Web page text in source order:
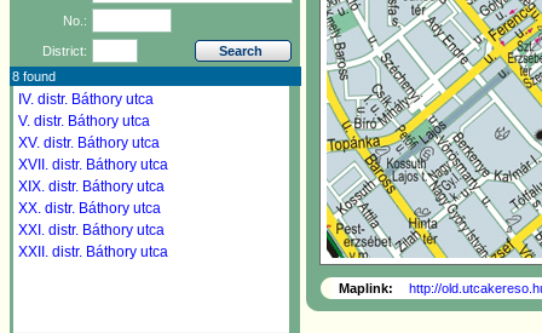
No.:
District:
8 found
IV. distr. Báthory utca
V. distr. Báthory utca
XV. distr. Báthory utca
XVII. distr. Báthory utca
XIX. distr. Báthory utca
XX. distr. Báthory utca
XXI. distr. Báthory utca
XXII. distr. Báthory utca
Maplink: http://